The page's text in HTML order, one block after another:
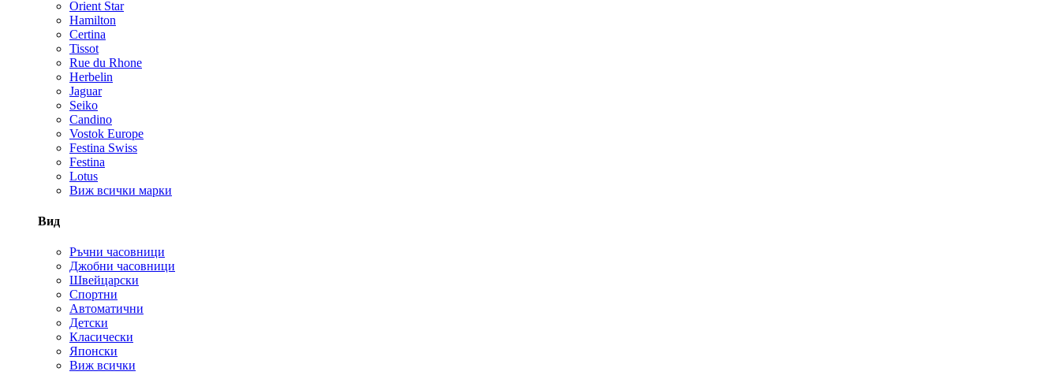
Orient Star
Hamilton
Certina
Tissot
Rue du Rhone
Herbelin
Jaguar
Seiko
Candino
Vostok Europe
Festina Swiss
Festina
Lotus
Виж всички марки
Вид
Ръчни часовници
Джобни часовници
Швейцарски
Спортни
Автоматични
Детски
Класически
Японски
Виж всички